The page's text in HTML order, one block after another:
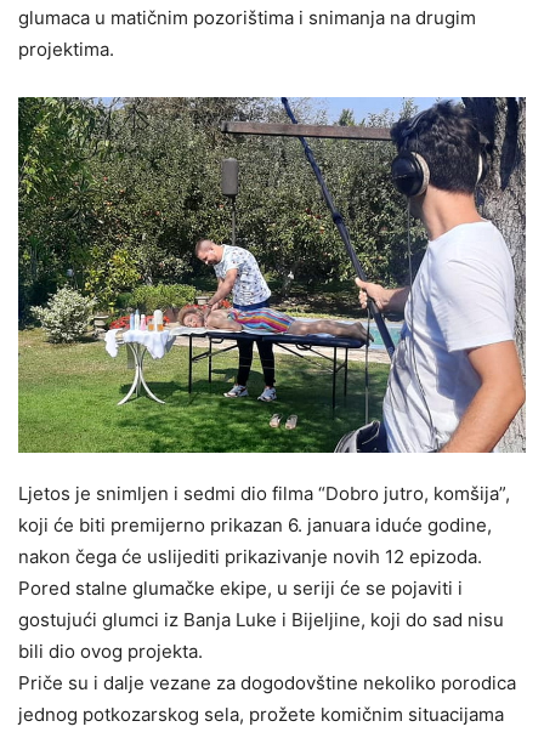
glumaca u matičnim pozorištima i snimanja na drugim
projektima.
Ljetos je snimljen i sedmi dio filma “Dobro jutro, komšija”,
koji će biti premijerno prikazan 6. januara iduće godine,
nakon čega će uslijediti prikazivanje novih 12 epizoda.
Pored stalne glumačke ekipe, u seriji će se pojaviti i
gostujući glumci iz Banja Luke i Bijeljine, koji do sad nisu
bili dio ovog projekta.
Priče su i dalje vezane za dogodovštine nekoliko porodica
jednog potkozarskog sela, prožete komičnim situacijama